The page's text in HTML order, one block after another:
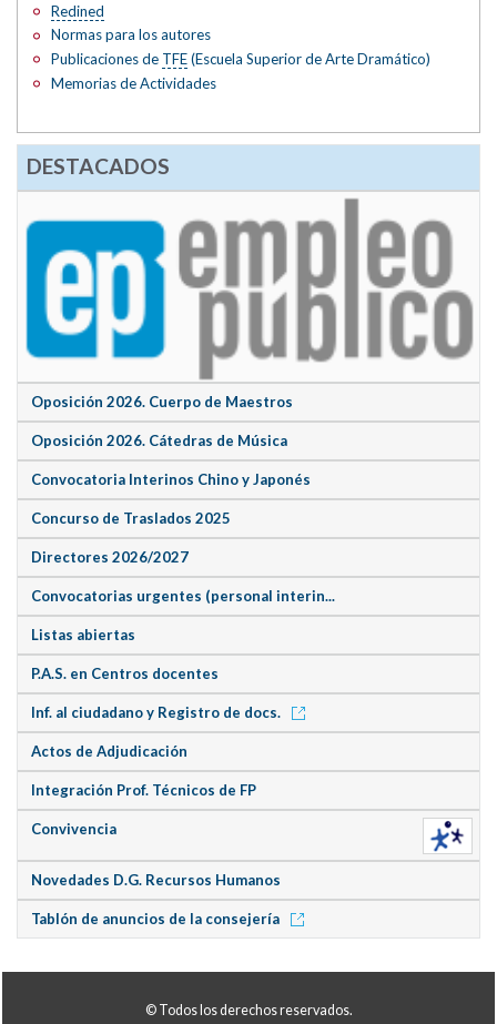
Redined
Normas para los autores
Publicaciones de TFE(Escuela Superior de Arte Dramático)
Memorias de Actividades
DESTACADOS
Oposición 2026. Cuerpo de Maestros
Oposición 2026. Cátedras de Música
Convocatoria Interinos Chino y Japonés
Concurso de Traslados 2025
Directores 2026/2027
Convocatorias urgentes (personal interin...
Listas abiertas
P.A.S. en Centros docentes
Inf. al ciudadano y Registro de docs.
Actos de Adjudicación
Integración Prof. Técnicos de FP
Convivencia
Novedades D.G. Recursos Humanos
Tablón de anuncios de la consejería
© Todos los derechos reservados.